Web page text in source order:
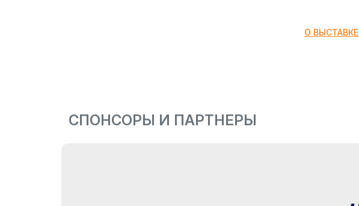
О ВЫСТАВКЕ
СПОНСОРЫ И ПАРТНЕРЫ